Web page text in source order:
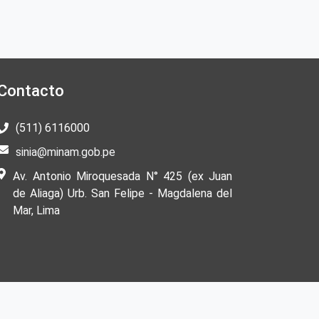
(511) 6116000
sinia@minam.gob.pe
Av. Antonio Miroquesada N° 425 (ex Juan
de Aliaga) Urb. San Felipe - Magdalena del
Mar, Lima